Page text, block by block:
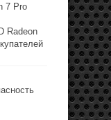
7 Pro
Radeon